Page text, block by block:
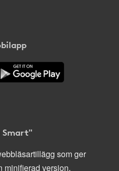
Smart"
som ger
minifierad version,